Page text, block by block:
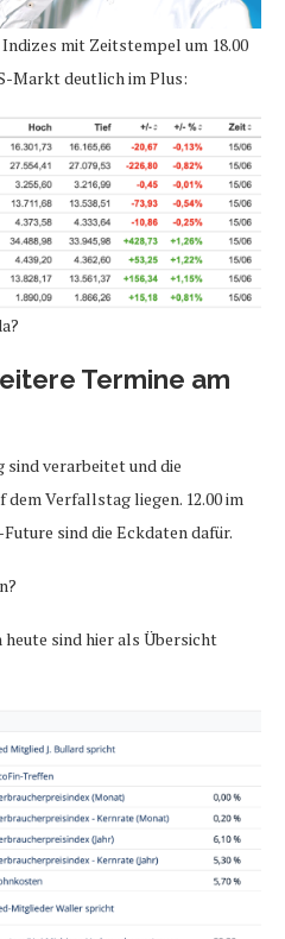
mit Zeitstempel um 18.00
Markt deutlich im Plus:
Termine am
verarbeitet und die
Verfallstag liegen. 12.00 im
sind die Eckdaten dafür.
sind hier als Übersicht